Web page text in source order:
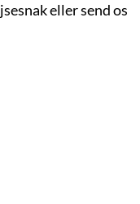
eller send os